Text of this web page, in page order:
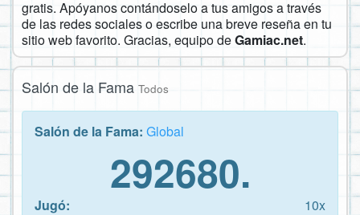
gratis. Apóyanos contándoselo a tus amigos a través
de las redes sociales o escribe una breve reseña en tu
sitio web favorito. Gracias, equipo deGamiac.net.
Salón de la Fama Todos
Salón de la Fama: Global
292680.
Jugó:
10x